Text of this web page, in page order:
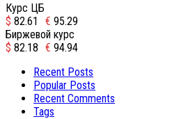
Курс ЦБ
$ 82.61 € 95.29
Биржевой курс
$ 82.18 € 94.94
Recent Posts
Popular Posts
Recent Comments
Tags